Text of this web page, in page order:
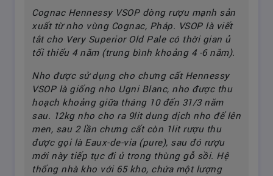
Cognac Hennessy VSOP dòng rượu mạnh sản
xuất từ nho vùng Cognac, Pháp. VSOP là viết
tắt cho Very Superior Old Pale có thời gian ủ
tối thiểu 4 năm (trung bình khoảng 4 -6 năm).
Nho được sử dụng cho chưng cất Hennessy
VSOP là giống nho Ugni Blanc, nho được thu
hoạch khoảng giữa tháng 10 đến 31/3 năm
sau. 12kg nho cho ra 9lit dung dịch nho để lên
men, sau 2 lần chưng cất còn 1lit rượu thu
được gọi là Eaux-de-via (pure), sau đó rượu
mới này tiếp tục đi ủ trong thùng gỗ sồi. Hệ
thống nhà kho với 65 kho, chứa một lượng